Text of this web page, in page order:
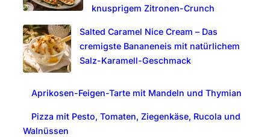
knusprigem Zitronen-Crunch
Salted Caramel Nice Cream – Das
cremigste Bananeneis mit natürlichem
Salz-Karamell-Geschmack
Aprikosen-Feigen-Tarte mit Mandeln und Thymian
Pizza mit Pesto, Tomaten, Ziegenkäse, Rucola und
Walnüssen